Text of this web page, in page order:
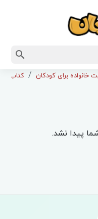
خانواده برای کودکان کتاب
پیدا نشد.